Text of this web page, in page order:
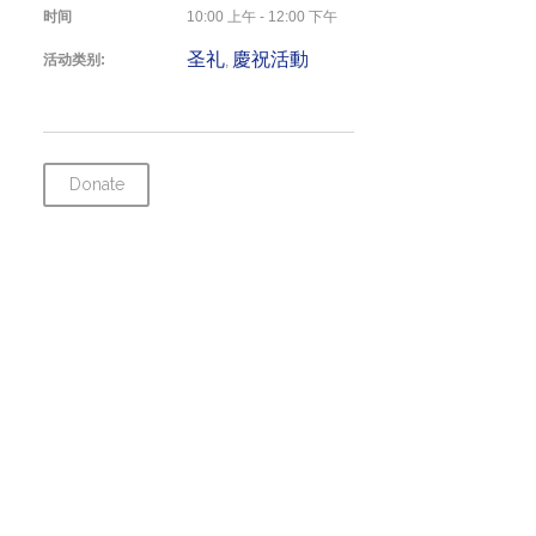
时间 10:00 上午 - 12:00 下午
活动类别: 圣礼, 慶祝活動
Donate